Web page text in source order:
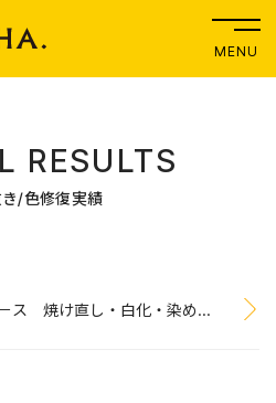
MENU
RESULTS
/色修復実績
カナダグ－ス 焼け直し・白化・染め直し 全国対応！